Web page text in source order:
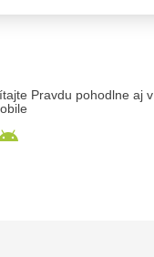
Pravdu pohodlne aj v